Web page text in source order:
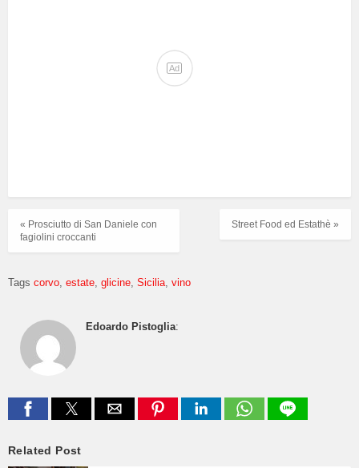
Ad
Street Food ed Estathè »
« Prosciutto di San Daniele con
fagiolini croccanti
Tags corvo estate glicine Sicilia vino
Edoardo Pistoglia:
Related Post